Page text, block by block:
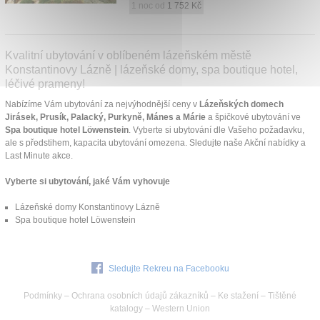
1 noc od 1 752 Kč
Kvalitní ubytování v oblíbeném lázeňském městě
Konstantinovy Lázně | lázeňské domy, spa boutique hotel,
léčivé prameny!
Nabízíme Vám ubytování za nejvýhodnější ceny v Lázeňských domech
Jirásek, Prusík, Palacký, Purkyně, Mánes a Márie a špičkové ubytování ve
Spa boutique hotel Löwenstein. Vyberte si ubytování dle Vašeho požadavku,
ale s předstihem, kapacita ubytování omezena. Sledujte naše Akční nabídky a
Last Minute akce.
Vyberte si ubytování, jaké Vám vyhovuje
Lázeňské domy Konstantinovy Lázně
Spa boutique hotel Löwenstein
Sledujte Rekreu na Facebooku
Podmínky – Ochrana osobních údajů zákazníků – Ke stažení – Tištěné
katalogy – Western Union